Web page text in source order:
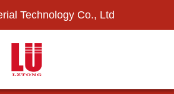
Technology Co., Ltd.